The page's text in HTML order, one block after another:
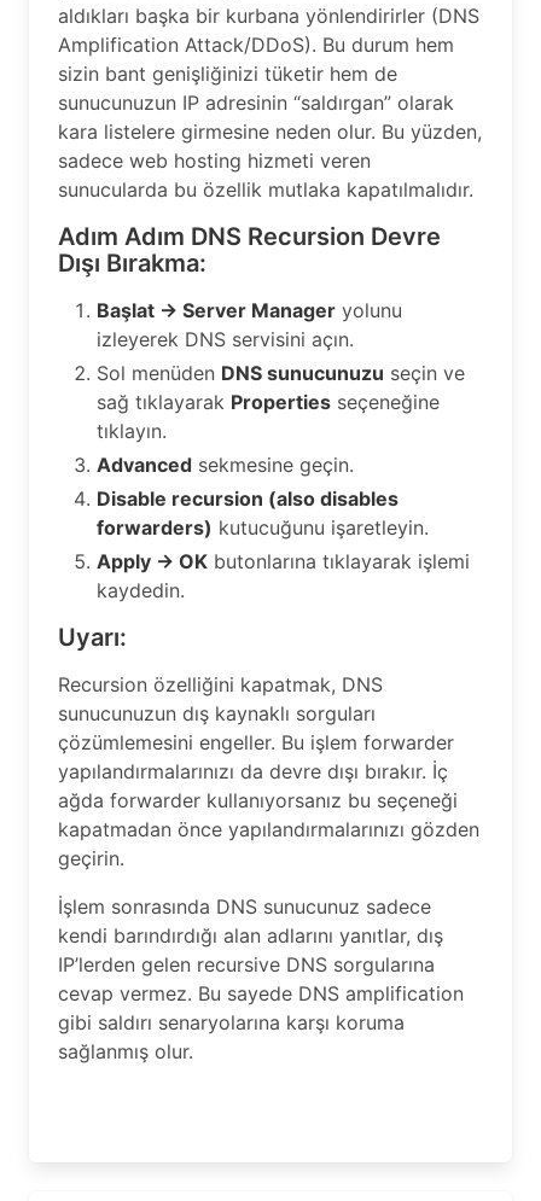
aldıkları başka bir kurbana yönlendirirler (DNS
Amplification Attack/DDoS). Bu durum hem
sizin bant genişliğinizi tüketir hem de
sunucunuzun IP adresinin “saldırgan” olarak
kara listelere girmesine neden olur. Bu yüzden,
sadece web hosting hizmeti veren
sunucularda bu özellik mutlaka kapatılmalıdır.
Adım Adım DNS Recursion Devre
Dışı Bırakma:
Başlat → Server Manager yolunu
izleyerek DNS servisini açın.
Sol menüden DNS sunucunuzu seçin ve
sağ tıklayarak Properties seçeneğine
tıklayın.
Advanced sekmesine geçin.
Disable recursion (also disables
forwarders) kutucuğunu işaretleyin.
Apply → OK butonlarına tıklayarak işlemi
kaydedin.
Uyarı:
Recursion özelliğini kapatmak, DNS
sunucunuzun dış kaynaklı sorguları
çözümlemesini engeller. Bu işlem forwarder
yapılandırmalarınızı da devre dışı bırakır. İç
ağda forwarder kullanıyorsanız bu seçeneği
kapatmadan önce yapılandırmalarınızı gözden
geçirin.
İşlem sonrasında DNS sunucunuz sadece
kendi barındırdığı alan adlarını yanıtlar, dış
IP’lerden gelen recursive DNS sorgularına
cevap vermez. Bu sayede DNS amplification
gibi saldırı senaryolarına karşı koruma
sağlanmış olur.